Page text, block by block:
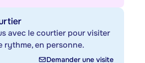
avec le courtier pour visiter
rythme, en personne.
Demander une visite